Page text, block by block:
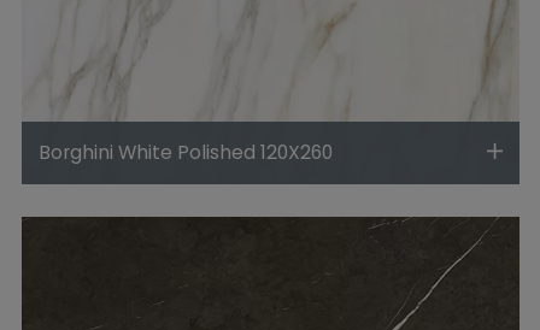
Borghini White Polished 120X260